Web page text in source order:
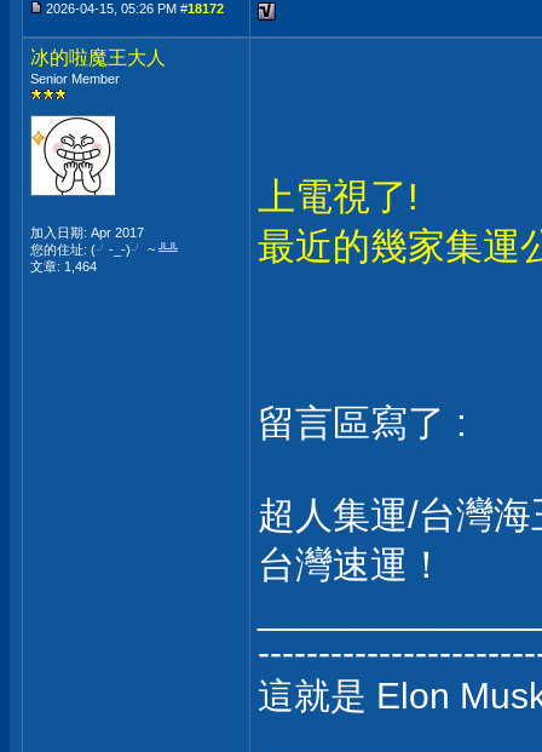
2026-04-15, 05:26 PM #18172
冰的啦魔王大人
Senior Member
加入日期: Apr 2017
您的住址: (╯-_-)╯ ~ ╩╩
文章: 1,464
上電視了!
最近的幾家集運
留言區寫了 :
超人集運/台灣
台灣速運！
這就是 Elon